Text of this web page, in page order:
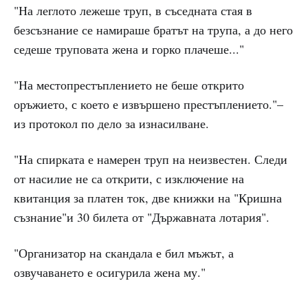
"На леглото лежеше труп, в съседната стая в
безсъзнание се намираше братът на трупа, а до него
седеше труповата жена и горко плачеше..."
"На местопрестъплението не беше открито
оръжието, с което е извършено престъплението."–
из протокол по дело за изнасилване.
"На спирката е намерен труп на неизвестен. Следи
от насилие не са открити, с изключение на
квитанция за платен ток, две книжки на "Кришна
съзнание"и 30 билета от "Държавната лотария".
"Организатор на скандала е бил мъжът, а
озвучаването е осигурила жена му."